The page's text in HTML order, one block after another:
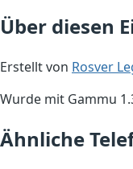
Über diesen
Erstellt von Rosver
Wurde mit Gammu
Ähnliche